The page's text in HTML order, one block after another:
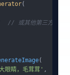
(
// 或其他第三方服务
(
眼睛，毛茸茸' ,